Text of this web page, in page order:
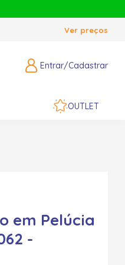
Ver preços
Entrar/Cadastrar
OUTLET
em Pelúcia
-